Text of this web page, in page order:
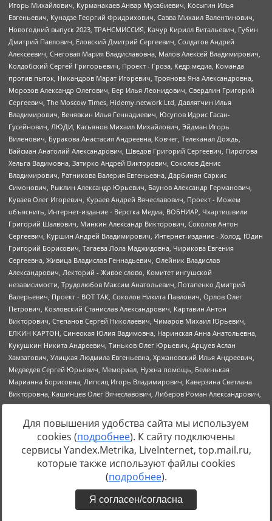
https://minjust.gov.ru/uploaded/files/reestr-
inostrannyih-agentov-22-03-2024.pdfданные на22.03.2024
Для повышения удобства сайта мы используем
cookies (подробнее). К сайту подключены
сервисы Yandex.Metrika, LiveInternet, top.mail.ru,
которые также используют файлы cookies
(подробнее).
Я согласен/согласна